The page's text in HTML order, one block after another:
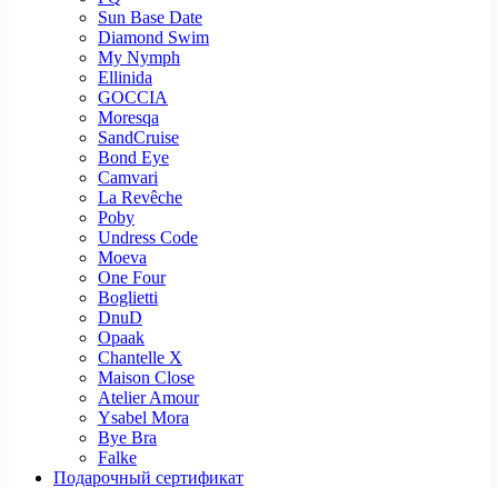
Sun Base Date
Diamond Swim
My Nymph
Ellinida
GOCCIA
Moresqa
SandCruise
Bond Eye
Camvari
La Revêche
Poby
Undress Code
Moeva
One Four
Boglietti
DnuD
Opaak
Chantelle X
Maison Close
Atelier Amour
Ysabel Mora
Bye Bra
Falke
Подарочный сертификат